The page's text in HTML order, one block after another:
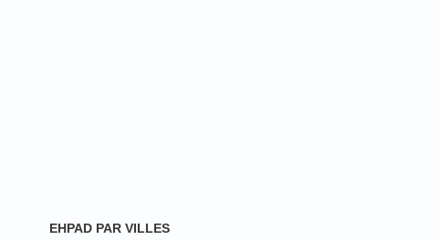
EHPAD PAR VILLES